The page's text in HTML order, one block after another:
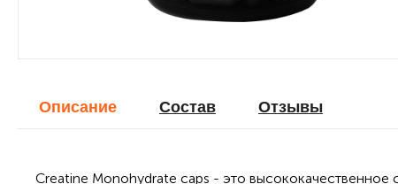
Описание Cостав Отзывы
Creatine Monohydrate caps - это